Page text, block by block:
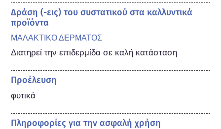
Δράση (-εις) του συστατικού στα καλλυντικά
προϊόντα
ΜΑΛΑΚΤΙΚΟ ΔΕΡΜΑΤΟΣ
Διατηρεί την επιδερμίδα σε καλή κατάσταση
Προέλευση
φυτικά
Πληροφορίες για την ασφαλή χρήση